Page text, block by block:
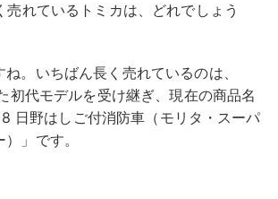
れているトミカは、どれでしょう
ね。いちばん長く売れているのは、
初代モデルを受け継ぎ、現在の商品名
日野はしご付消防車（モリタ・スーパ
」です。